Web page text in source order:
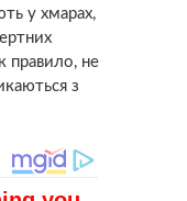
у хмарах,
правило, не
з